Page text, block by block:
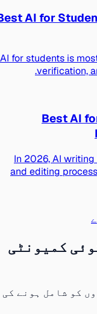
Best AI for
AI for students is
verification,
Best AI
In 2026, AI
and editing
کمیونٹی
کو شامل ہونے کی